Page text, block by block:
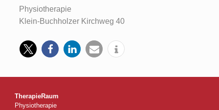
Physiotherapie
Klein-Buchholzer Kirchweg 40
TherapieRaum
Physiotherapie